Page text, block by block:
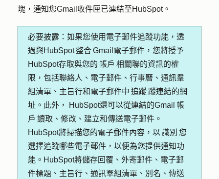
塊，通知您Gmail收件匣已連結至HubSpot。
必要披露： 如果您使用電子郵件追蹤功能，透
過與HubSpot 整合 Gmail電子郵件，您將授予
HubSpot存取與您的 帳戶 相關聯的資訊的權
限，包括聯絡人、電子郵件、行事曆、通訊羣
組清單、主旨行和電子郵件中 追蹤 蹤連結的網
址。此外， HubSpot還可以從連結的Gmail 帳
戶 讀取、修改、建立和傳送電子郵件。
HubSpot將掃描您的電子郵件內容，以 識別 您
選擇追蹤哪些電子郵件，以便為您提供通知功
能。HubSpot將儲存回覆、外寄郵件、電子郵
件標題、主旨行、通訊羣組清單、別名、傳送